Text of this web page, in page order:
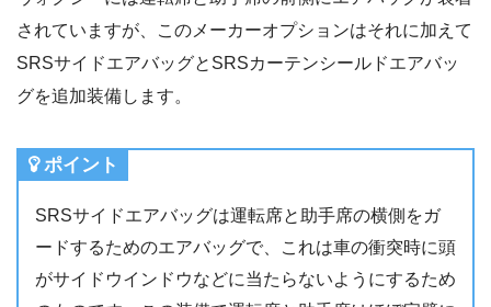
されていますが、このメーカーオプションはそれに加えて
SRSサイドエアバッグとSRSカーテンシールドエアバッ
グを追加装備します。
ポイント
SRSサイドエアバッグは運転席と助手席の横側をガ
ードするためのエアバッグで、これは車の衝突時に頭
がサイドウインドウなどに当たらないようにするため